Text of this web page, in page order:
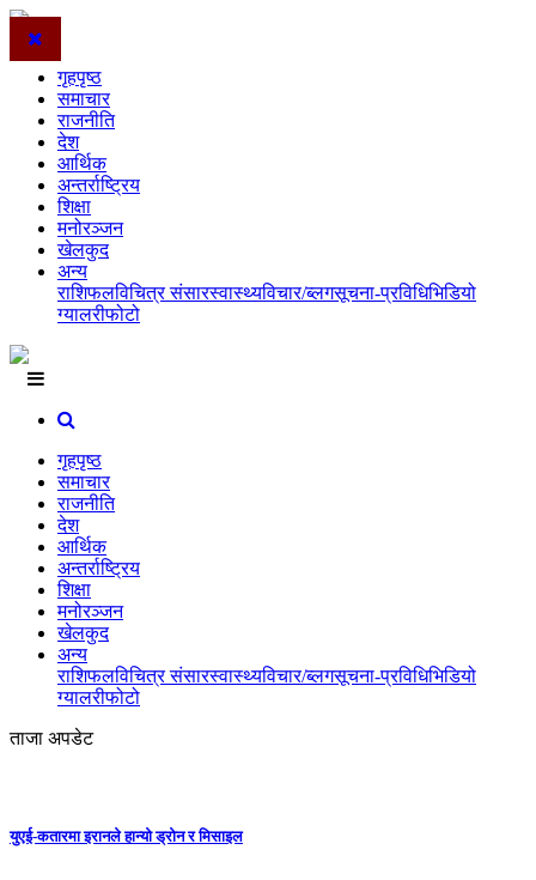
गृहपृष्ठ
समाचार
राजनीति
देश
आर्थिक
अन्तर्राष्ट्रिय
शिक्षा
मनोरञ्जन
खेलकुद
अन्य
राशिफलविचित्र संसारस्वास्थ्यविचार/ब्लगसूचना-प्रविधिभिडियो
ग्यालरीफोटो
गृहपृष्ठ
समाचार
राजनीति
देश
आर्थिक
अन्तर्राष्ट्रिय
शिक्षा
मनोरञ्जन
खेलकुद
अन्य
राशिफलविचित्र संसारस्वास्थ्यविचार/ब्लगसूचना-प्रविधिभिडियो
ग्यालरीफोटो
ताजा अपडेट
युएई-कतारमा इरानले हान्यो ड्रोन र मिसाइल